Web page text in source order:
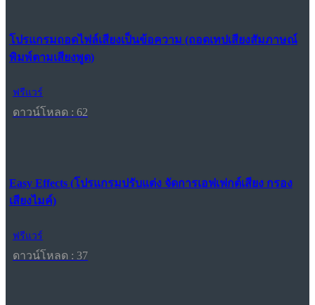
โปรแกรมถอดไฟล์เสียงเป็นข้อความ (ถอดเทปเสียงสัมภาษณ์
พิมพ์ตามเสียงพูด)
ฟรีแวร์
ดาวน์โหลด : 62
Easy Effects (โปรแกรมปรับแต่ง จัดการเอฟเฟกต์เสียง กรอง
เสียงไมค์)
ฟรีแวร์
ดาวน์โหลด : 37